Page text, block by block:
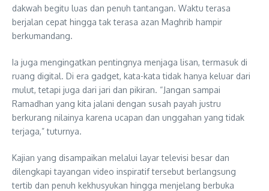
dakwah begitu luas dan penuh tantangan. Waktu terasa
berjalan cepat hingga tak terasa azan Maghrib hampir
berkumandang.
Ia juga mengingatkan pentingnya menjaga lisan, termasuk di
ruang digital. Di era gadget, kata-kata tidak hanya keluar dari
mulut, tetapi juga dari jari dan pikiran. “Jangan sampai
Ramadhan yang kita jalani dengan susah payah justru
berkurang nilainya karena ucapan dan unggahan yang tidak
terjaga,” tuturnya.
Kajian yang disampaikan melalui layar televisi besar dan
dilengkapi tayangan video inspiratif tersebut berlangsung
tertib dan penuh kekhusyukan hingga menjelang berbuka